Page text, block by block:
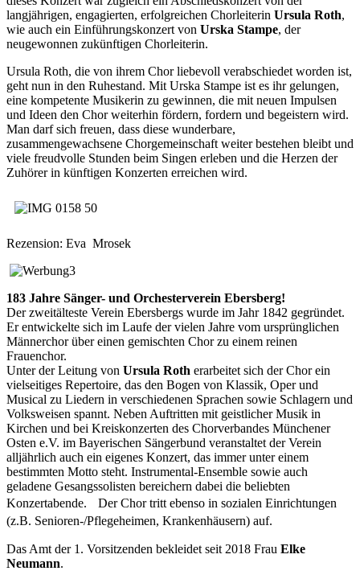
langjährigen, engagierten, erfolgreichen Chorleiterin Ursula Roth,
wie auch ein Einführungskonzert von Urska Stampe, der
neugewonnen zukünftigen Chorleiterin.
Ursula Roth, die von ihrem Chor liebevoll verabschiedet worden ist,
geht nun in den Ruhestand. Mit Urska Stampe ist es ihr gelungen,
eine kompetente Musikerin zu gewinnen, die mit neuen Impulsen
und Ideen den Chor weiterhin fördern, fordern und begeistern wird.
Man darf sich freuen, dass diese wunderbare,
zusammengewachsene Chorgemeinschaft weiter bestehen bleibt und
viele freudvolle Stunden beim Singen erleben und die Herzen der
Zuhörer in künftigen Konzerten erreichen wird.
Rezension: Eva Mrosek
183 Jahre Sänger- und Orchesterverein Ebersberg!
Der zweitälteste Verein Ebersbergs wurde im Jahr 1842 gegründet.
Er entwickelte sich im Laufe der vielen Jahre vom ursprünglichen
Männerchor über einen gemischten Chor zu einem reinen
Frauenchor.
Unter der Leitung von Ursula Roth erarbeitet sich der Chor ein
vielseitiges Repertoire, das den Bogen von Klassik, Oper und
Musical zu Liedern in verschiedenen Sprachen sowie Schlagern und
Volksweisen spannt. Neben Auftritten mit geistlicher Musik in
Kirchen und bei Kreiskonzerten des Chorverbandes Münchener
Osten e.V. im Bayerischen Sängerbund veranstaltet der Verein
alljährlich auch ein eigenes Konzert, das immer unter einem
bestimmten Motto steht. Instrumental-Ensemble sowie auch
geladene Gesangssolisten bereichern dabei die beliebten
Konzertabende. Der Chor tritt ebenso in sozialen Einrichtungen
(z.B. Senioren-/Pflegeheimen, Krankenhäusern) auf.
Das Amt der 1. Vorsitzenden bekleidet seit 2018 Frau Elke
Neumann.